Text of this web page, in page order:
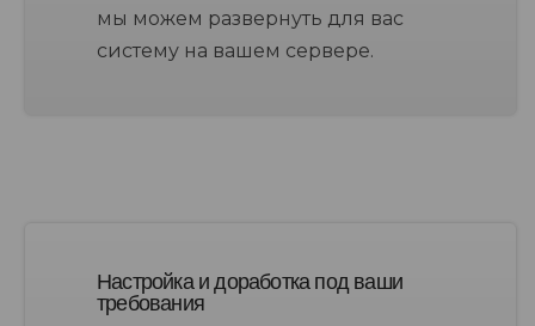
мы можем развернуть для вас
систему на вашем сервере.
Настройка и доработка под ваши
требования